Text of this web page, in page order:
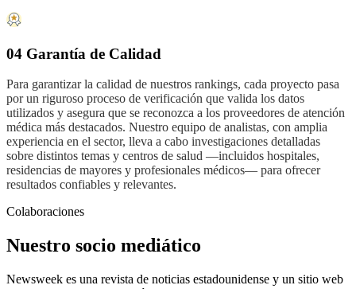
04 Garantía de Calidad
Para garantizar la calidad de nuestros rankings, cada proyecto pasa
por un riguroso proceso de verificación que valida los datos
utilizados y asegura que se reconozca a los proveedores de atención
médica más destacados. Nuestro equipo de analistas, con amplia
experiencia en el sector, lleva a cabo investigaciones detalladas
sobre distintos temas y centros de salud —incluidos hospitales,
residencias de mayores y profesionales médicos— para ofrecer
resultados confiables y relevantes.
Colaboraciones
Nuestro socio mediático
Newsweek es una revista de noticias estadounidense y un sitio web